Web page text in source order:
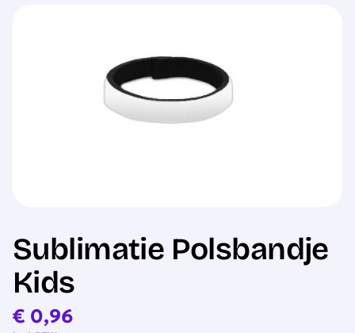
Hobby Artikelen
Sublimatie Polsbandje
Kids
€ 0,96